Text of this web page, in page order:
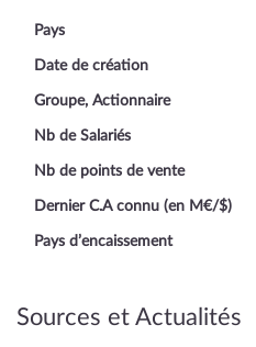
Pays
Date de création
Groupe, Actionnaire
Nb de Salariés
Nb de points de vente
Dernier C.A connu (en M€/$)
Pays d’encaissement
Sources et Actualités